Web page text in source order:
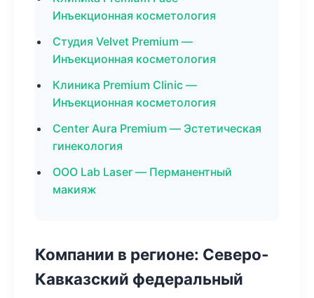
Инъекционная косметология
Студия Velvet Premium —
Инъекционная косметология
Клиника Premium Clinic —
Инъекционная косметология
Center Aura Premium — Эстетическая
гинекология
ООО Lab Laser — Перманентный
макияж
Компании в регионе: Северо-
Кавказский федеральный